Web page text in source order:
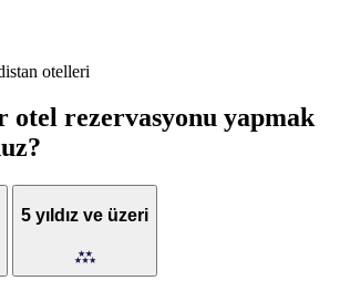
otelleri
otel rezervasyonu yapmak
5 yıldız ve üzeri